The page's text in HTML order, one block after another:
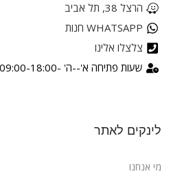
הרצל 38, תל אביב
WHATSAPP חנות
צלצלו אלינו
שעות פתיחה א'--ה' -09:00-18:00 ימי ו' 09:00-14:00
לינקים לאתר
מי אנחנו